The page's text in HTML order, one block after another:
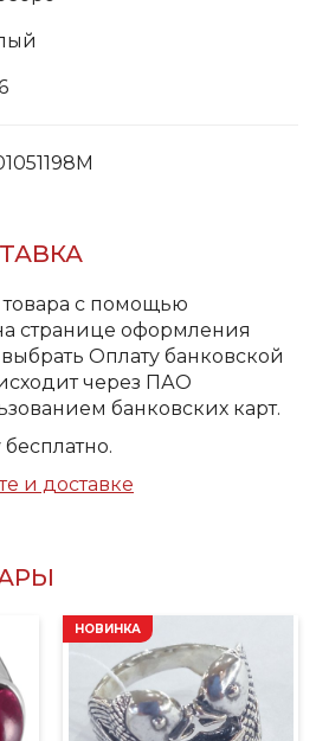
с помощью
странице оформления
Оплату банковской
через ПАО
банковских карт.
и доставке
НОВИНКА